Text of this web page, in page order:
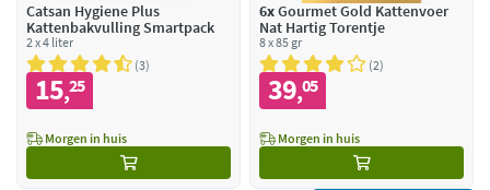
Catsan Hygiene Plus
Kattenbakvulling Smartpack
2 x 4 liter
3
15,25
Morgen in huis
6xGourmet Gold Kattenvoer
Nat Hartig Torentje
8 x 85 gr
2
39,05
Morgen in huis